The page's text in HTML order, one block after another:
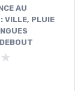
AU
VILLE, PLUIE